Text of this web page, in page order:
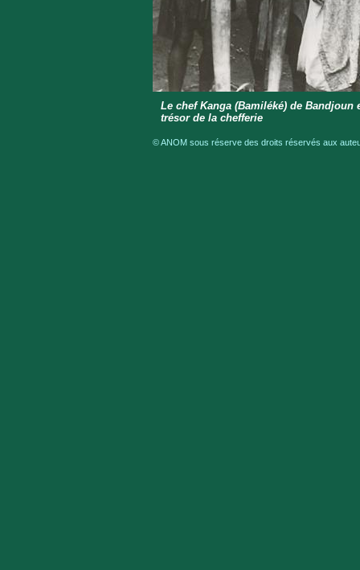
Le chef Kanga (Bamiléké) de
trésor de la chefferie
© ANOM sous réserve des droits réservés aux